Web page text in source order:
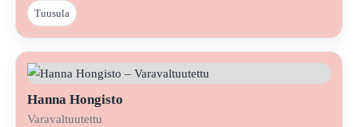
Tuusula
Hanna Hongisto
Varavaltuutettu